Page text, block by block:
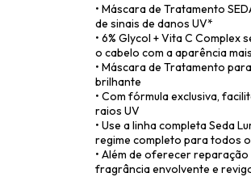
• Máscara de Tratamento
de sinais de danos UV*
• 6% Glycol + Vita C
o cabelo com a aparência
• Máscara de Tratamento
brilhante
• Com fórmula exclusiva,
raios UV
• Use a linha completa Seda
regime completo para todos
• Além de oferecer
fragrância envolvente e